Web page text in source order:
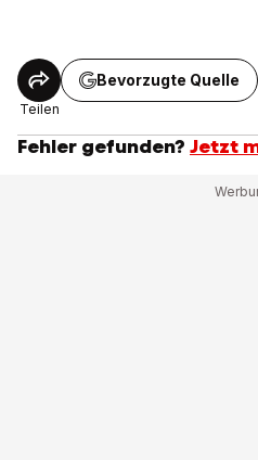
Teilen
Bevorzugte Quelle
Fehler gefunden? Jetzt